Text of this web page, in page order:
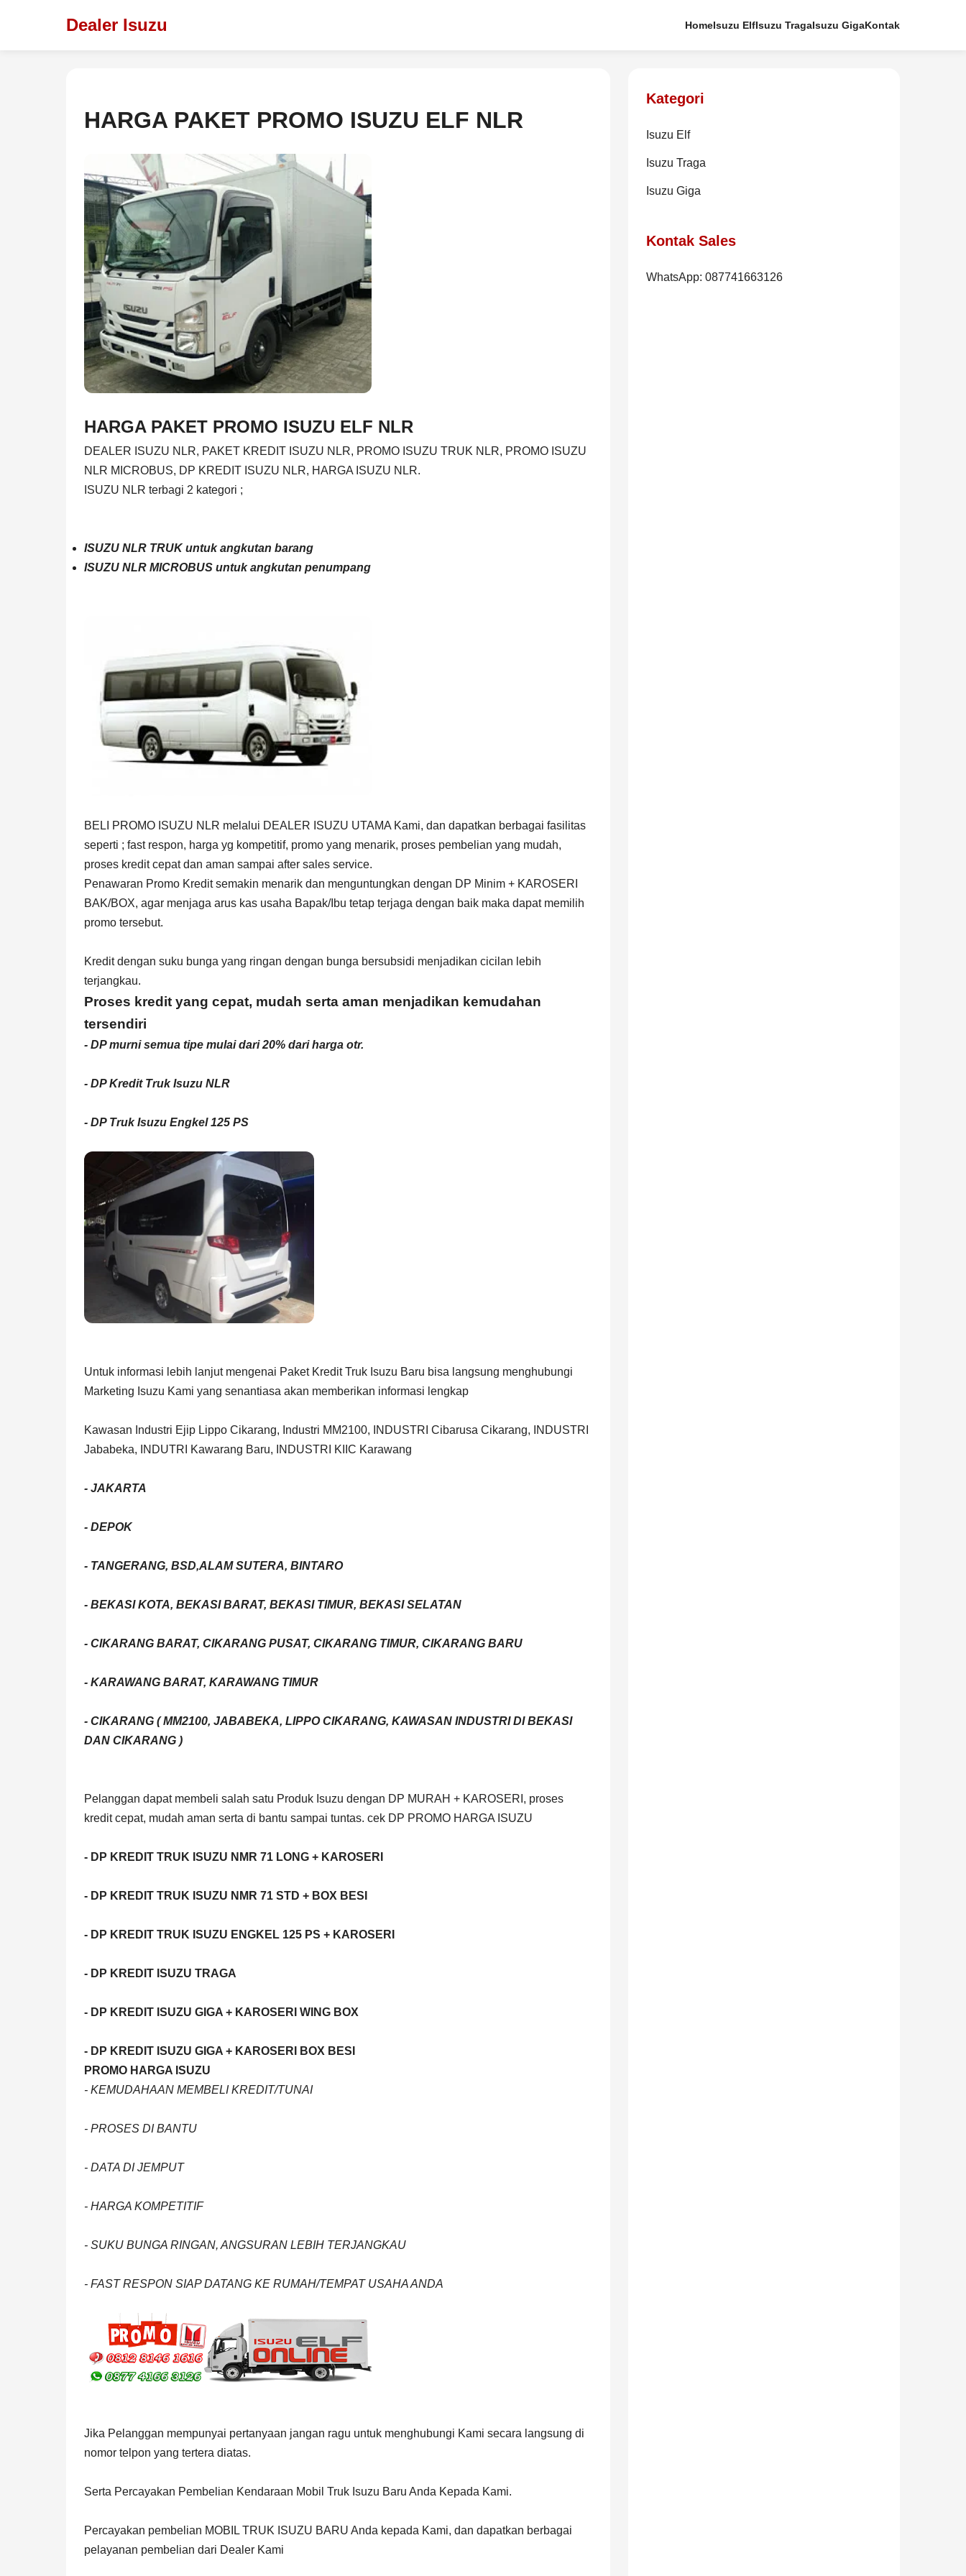
Dealer Isuzu HomeIsuzu ElfIsuzu TragaIsuzu GigaKontak
HARGA PAKET PROMO ISUZU ELF NLR
HARGA PAKET PROMO ISUZU ELF NLR
DEALER ISUZU NLR, PAKET KREDIT ISUZU NLR, PROMO ISUZU TRUK NLR, PROMO ISUZU
NLR MICROBUS, DP KREDIT ISUZU NLR, HARGA ISUZU NLR.
ISUZU NLR terbagi 2 kategori ;
ISUZU NLR TRUK untuk angkutan barang
ISUZU NLR MICROBUS untuk angkutan penumpang
BELI PROMO ISUZU NLR melalui DEALER ISUZU UTAMA Kami, dan dapatkan berbagai fasilitas
seperti ; fast respon, harga yg kompetitif, promo yang menarik, proses pembelian yang mudah,
proses kredit cepat dan aman sampai after sales service.
Penawaran Promo Kredit semakin menarik dan menguntungkan dengan DP Minim + KAROSERI
BAK/BOX, agar menjaga arus kas usaha Bapak/Ibu tetap terjaga dengan baik maka dapat memilih
promo tersebut.
Kredit dengan suku bunga yang ringan dengan bunga bersubsidi menjadikan cicilan lebih
terjangkau.
Proses kredit yang cepat, mudah serta aman menjadikan kemudahan
tersendiri
- DP murni semua tipe mulai dari 20% dari harga otr.
- DP Kredit Truk Isuzu NLR
- DP Truk Isuzu Engkel 125 PS
Untuk informasi lebih lanjut mengenai Paket Kredit Truk Isuzu Baru bisa langsung menghubungi
Marketing Isuzu Kami yang senantiasa akan memberikan informasi lengkap
Kawasan Industri Ejip Lippo Cikarang, Industri MM2100, INDUSTRI Cibarusa Cikarang, INDUSTRI
Jababeka, INDUTRI Kawarang Baru, INDUSTRI KIIC Karawang
- JAKARTA
- DEPOK
- TANGERANG, BSD,ALAM SUTERA, BINTARO
- BEKASI KOTA, BEKASI BARAT, BEKASI TIMUR, BEKASI SELATAN
- CIKARANG BARAT, CIKARANG PUSAT, CIKARANG TIMUR, CIKARANG BARU
- KARAWANG BARAT, KARAWANG TIMUR
- CIKARANG ( MM2100, JABABEKA, LIPPO CIKARANG, KAWASAN INDUSTRI DI BEKASI
DAN CIKARANG )
Pelanggan dapat membeli salah satu Produk Isuzu dengan DP MURAH + KAROSERI, proses
kredit cepat, mudah aman serta di bantu sampai tuntas. cek DP PROMO HARGA ISUZU
- DP KREDIT TRUK ISUZU NMR 71 LONG + KAROSERI
- DP KREDIT TRUK ISUZU NMR 71 STD + BOX BESI
- DP KREDIT TRUK ISUZU ENGKEL 125 PS + KAROSERI
- DP KREDIT ISUZU TRAGA
- DP KREDIT ISUZU GIGA + KAROSERI WING BOX
- DP KREDIT ISUZU GIGA + KAROSERI BOX BESI
PROMO HARGA ISUZU
- KEMUDAHAAN MEMBELI KREDIT/TUNAI
- PROSES DI BANTU
- DATA DI JEMPUT
- HARGA KOMPETITIF
- SUKU BUNGA RINGAN, ANGSURAN LEBIH TERJANGKAU
- FAST RESPON SIAP DATANG KE RUMAH/TEMPAT USAHA ANDA
Jika Pelanggan mempunyai pertanyaan jangan ragu untuk menghubungi Kami secara langsung di
nomor telpon yang tertera diatas.
Serta Percayakan Pembelian Kendaraan Mobil Truk Isuzu Baru Anda Kepada Kami.
Percayakan pembelian MOBIL TRUK ISUZU BARU Anda kepada Kami, dan dapatkan berbagai
pelayanan pembelian dari Dealer Kami
Kategori
Isuzu Elf
Isuzu Traga
Isuzu Giga
Kontak Sales
WhatsApp: 087741663126